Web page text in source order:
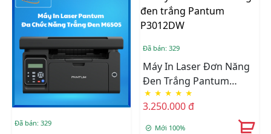
Đã bán: 329
Đã bán: 329
Máy In Laser Đơn Năng
Đen Trắng Pantum
P3012DW
★ ★ ★ ★ ★
3.250.000 đ
Mới 100%